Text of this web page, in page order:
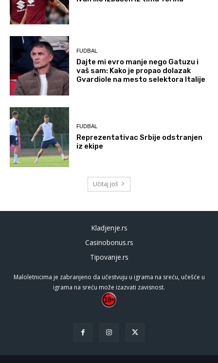
FUDBAL
Dajte mi evro manje nego Gatuzu i
vaš sam: Kako je propao dolazak
Gvardiole na mesto selektora Italije
FUDBAL
Reprezentativac Srbije odstranjen
iz ekipe
Učitaj još
Kladjenje.rs
Casinobonus.rs
Tipovanje.rs
Maloletnicima je zabranjeno da učestvuju u igrama na sreću, učešće u
igrama na sreću može izazvati zavisnost.